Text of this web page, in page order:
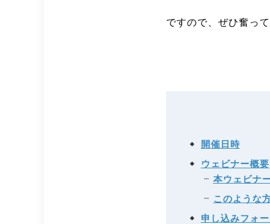
ですので、ぜひ奮っ
開催日時
ウェビナー概要
本ウェビナ
このような
申し込みフォ